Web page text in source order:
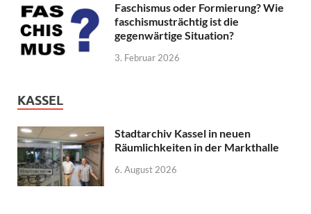
Faschismus oder Formierung? Wie
faschismusträchtig ist die
gegenwärtige Situation?
3. Februar 2026
KASSEL
Stadtarchiv Kassel in neuen
Räumlichkeiten in der Markthalle
6. August 2026